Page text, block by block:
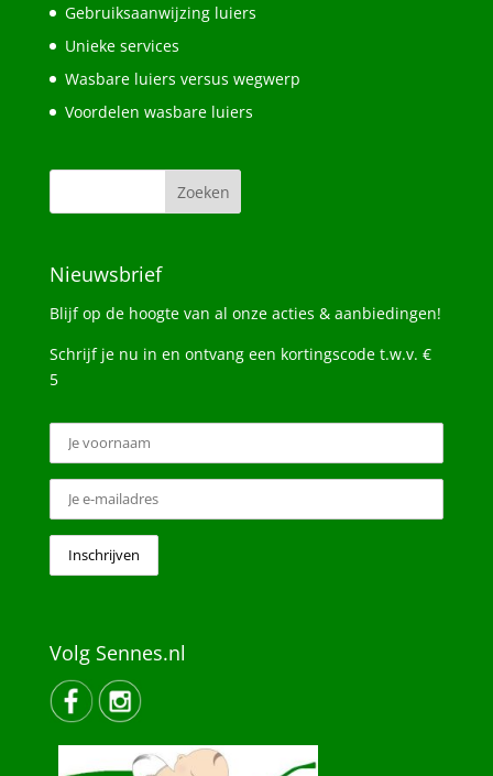
Gebruiksaanwijzing luiers
Unieke services
Wasbare luiers versus wegwerp
Voordelen wasbare luiers
Nieuwsbrief
Blijf op de hoogte van al onze acties & aanbiedingen!
Schrijf je nu in en ontvang een kortingscode t.w.v. €
5
Volg Sennes.nl